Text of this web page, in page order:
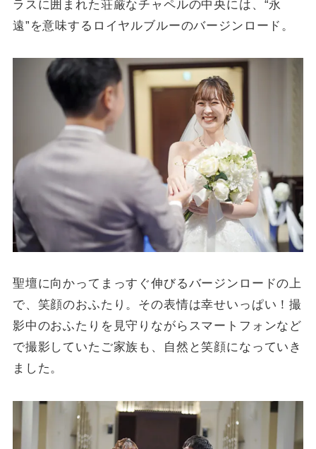
ラスに囲まれた荘厳なチャペルの中央には、“永
遠”を意味するロイヤルブルーのバージンロード。
聖壇に向かってまっすぐ伸びるバージンロードの上
で、笑顔のおふたり。その表情は幸せいっぱい！撮
影中のおふたりを見守りながらスマートフォンなど
で撮影していたご家族も、自然と笑顔になっていき
ました。